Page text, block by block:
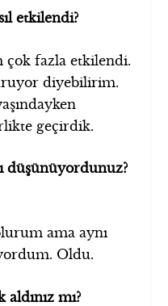
etkilendi?
çok fazla etkilendi.
diyebilirim.
geçirdik.
düşünüyordunuz?
ama aynı
Oldu.
mı?